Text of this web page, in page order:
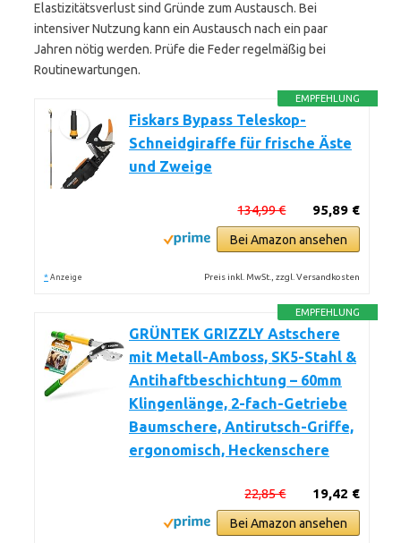
Elastizitätsverlust sind Gründe zum Austausch. Bei
intensiver Nutzung kann ein Austausch nach ein paar
Jahren nötig werden. Prüfe die Feder regelmäßig bei
Routinewartungen.
EMPFEHLUNG
Fiskars Bypass Teleskop-
Schneidgiraffe für frische Äste
und Zweige
95,89 €
134,99 €
Bei Amazon ansehen
* Anzeige Preis inkl. MwSt., zzgl. Versandkosten
EMPFEHLUNG
GRÜNTEK GRIZZLY Astschere
mit Metall-Amboss, SK5-Stahl &
Antihaftbeschichtung – 60mm
Klingenlänge, 2-fach-Getriebe
Baumschere, Antirutsch-Griffe,
ergonomisch, Heckenschere
19,42 €
22,85 €
Bei Amazon ansehen